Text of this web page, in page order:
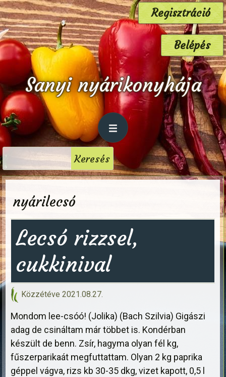
Regisztráció
Belépés
Sanyi nyárikonyhája
nyárilecsó
Lecsó rizzsel,
cukkinival
Közzétéve 2021.08.27.
Mondom lee-csóó! (Jolika) (Bach Szilvia) Gigászi
adag de csináltam már többet is. Kondérban
készült de benn. Zsír, hagyma olyan fél kg,
fűszerparikaát megfuttattam. Olyan 2 kg paprika
géppel vágva, rizs kb 30-35 dkg, vizet kapott, 0,5 l